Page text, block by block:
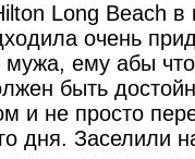
Long Beach в
очень
мужа, ему абы
быть
и не просто
дня. Заселили